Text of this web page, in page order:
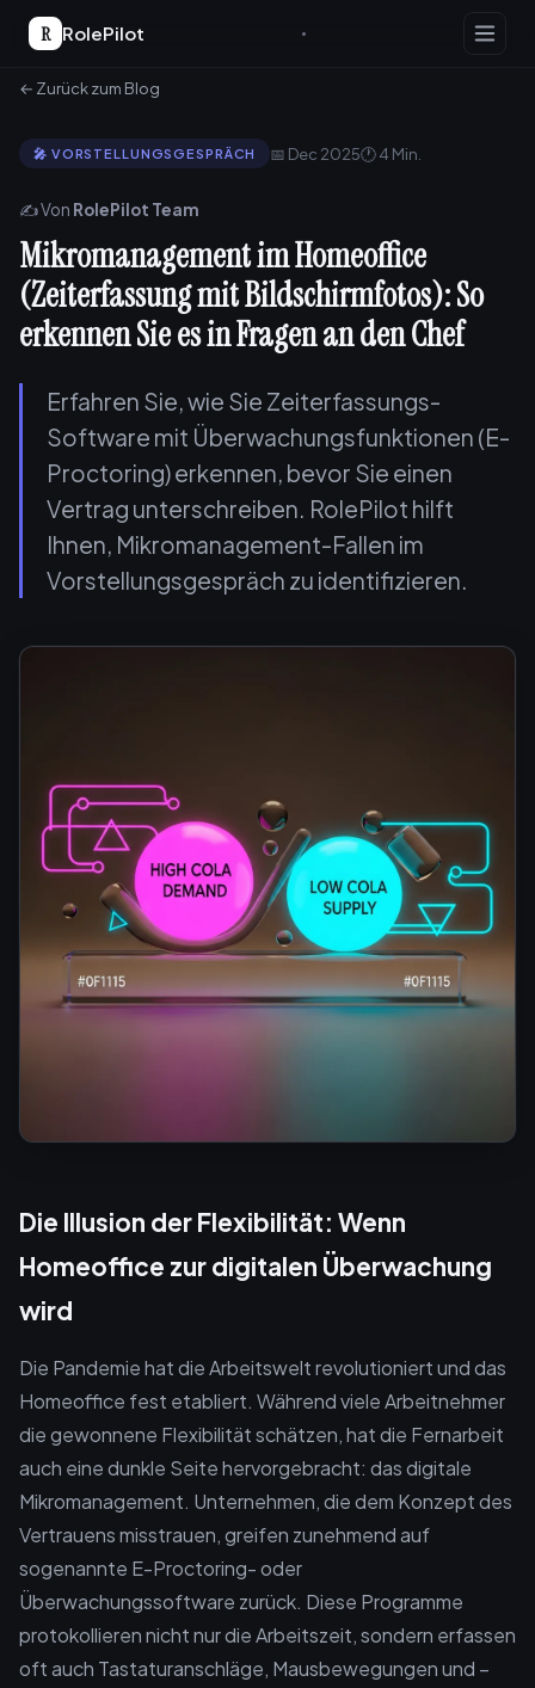
R RolePilot
← Zurück zum Blog
🎤 VORSTELLUNGSGESPRÄCH 📅 Dec 2025🕐 4 Min.
✍️ Von RolePilot Team
Mikromanagement im Homeoffice
(Zeiterfassung mit Bildschirmfotos): So
erkennen Sie es in Fragen an den Chef
Erfahren Sie, wie Sie Zeiterfassungs-
Software mit Überwachungsfunktionen (E-
Proctoring) erkennen, bevor Sie einen
Vertrag unterschreiben. RolePilot hilft
Ihnen, Mikromanagement-Fallen im
Vorstellungsgespräch zu identifizieren.
Die Illusion der Flexibilität: Wenn
Homeoffice zur digitalen Überwachung
wird
Die Pandemie hat die Arbeitswelt revolutioniert und das
Homeoffice fest etabliert. Während viele Arbeitnehmer
die gewonnene Flexibilität schätzen, hat die Fernarbeit
auch eine dunkle Seite hervorgebracht: das digitale
Mikromanagement. Unternehmen, die dem Konzept des
Vertrauens misstrauen, greifen zunehmend auf
sogenannte E-Proctoring- oder
Überwachungssoftware zurück. Diese Programme
protokollieren nicht nur die Arbeitszeit, sondern erfassen
oft auch Tastaturanschläge, Mausbewegungen und –